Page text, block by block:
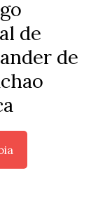
de
de